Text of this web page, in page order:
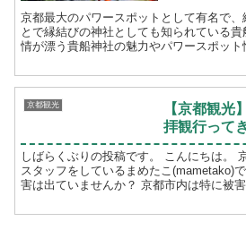
京都最大のパワースポットとして有名で、
とで縁結びの神社としても知られている貴船神社。 京
情が漂う貴船神社の魅力やパワースポッ
おすすめのランチ・ディナー情報をご紹
京都観光
【京都観光
拝観行って
しばらくぶりの投稿です。 こんにちは。 京都の宿泊施設でフロント
スタッフをしているまめたこ(mametako)です。 台風19号、皆
害は出ていませんか？ 京都市内は特